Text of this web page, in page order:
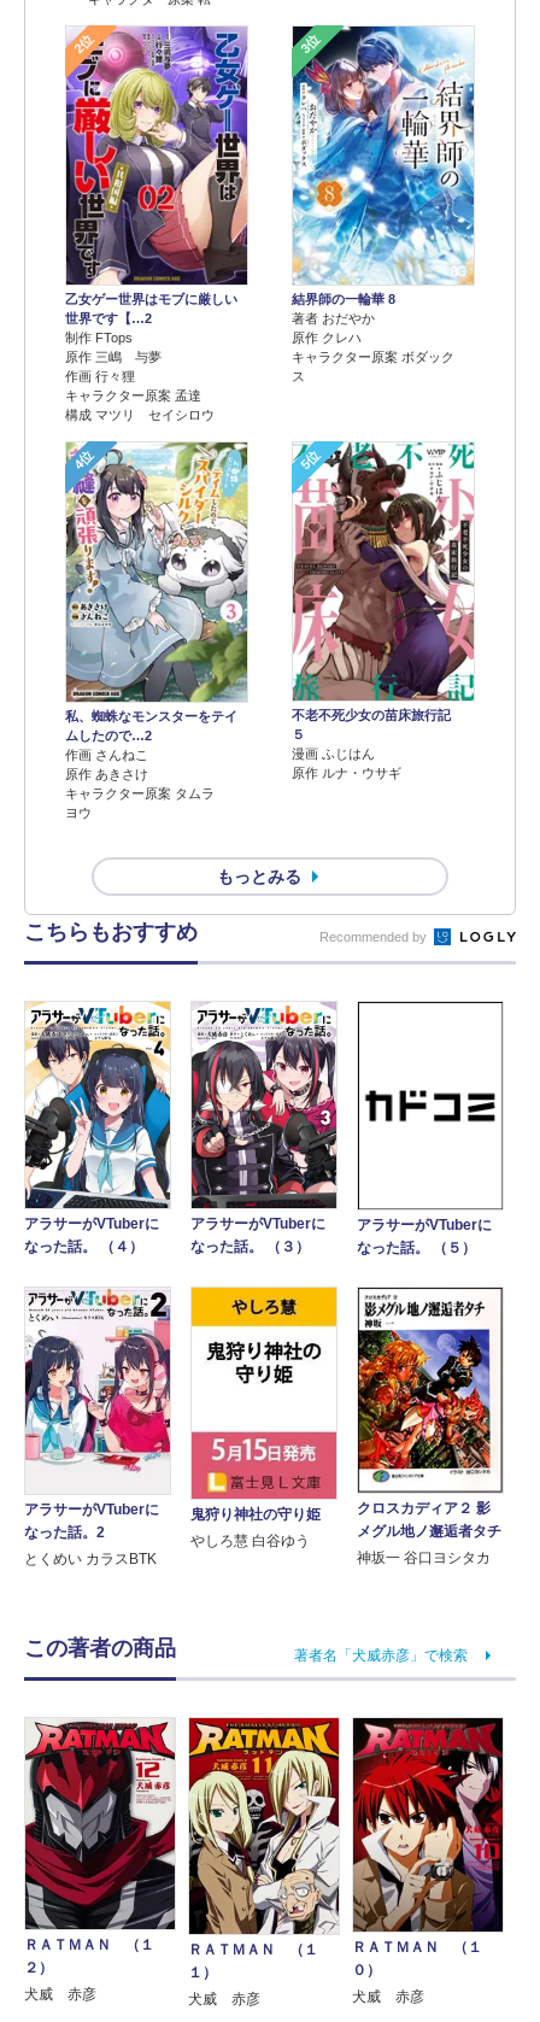
2位
乙女ゲー世界はモブに厳しい
世界です【…2
制作 FTops
原作 三嶋 与夢
作画 行々狸
キャラクター原案 孟達
構成 マツリ セイシロウ
3位
結界師の一輪華 8
著者 おだやか
原作 クレハ
キャラクター原案 ボダック
ス
4位
私、蜘蛛なモンスターをテイ
ムしたので…2
作画 さんねこ
原作 あきさけ
キャラクター原案 タムラ
ヨウ
5位
不老不死少女の苗床旅行記
５
漫画 ふじはん
原作 ルナ・ウサギ
もっとみる
こちらもおすすめ Recommended by
アラサーがVTuberに
なった話。 （４）
アラサーがVTuberに
なった話。 （３）
アラサーがVTuberに
なった話。 （５）
アラサーがVTuberに
なった話。2
とくめい カラスBTK
鬼狩り神社の守り姫
やしろ慧 白谷ゆう
クロスカディア２ 影
メグル地ノ邂逅者タチ
神坂一 谷口ヨシタカ
この著者の商品 著者名「犬威赤彦」で検索
ＲＡＴＭＡＮ （１
２）
犬威 赤彦
ＲＡＴＭＡＮ （１
１）
犬威 赤彦
ＲＡＴＭＡＮ （１
０）
犬威 赤彦